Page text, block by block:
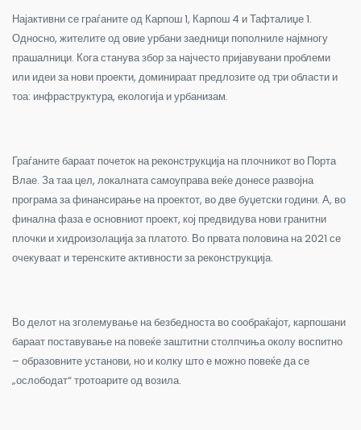
Најактивни се граѓаните од Карпош 1, Карпош 4 и Тафталиџе 1.
Односно, жителите од овие урбани заедници пополниле најмногу
прашалници. Кога станува збор за најчесто пријавувани проблеми
или идеи за нови проекти, доминираат предлозите од три области и
тоа: инфраструктура, екологија и урбанизам.
Граѓаните бараат почеток на реконструкција на плочникот во Порта
Влае. За таа цел, локалната самоуправа веќе донесе развојна
програма за финансирање на проектот, во две буџетски години. А, во
финална фаза е основниот проект, кој предвидува нови гранитни
плочки и хидроизолација за платото. Во првата половина на 2021 се
очекуваат и теренските активности за реконструкција.
Во делот на зголемување на безбедноста во сообраќајот, карпошани
бараат поставување на повеќе заштитни столпчиња околу воспитно
– образовните установи, но и колку што е можно повеќе да се
„ослободат“ тротоарите од возила.